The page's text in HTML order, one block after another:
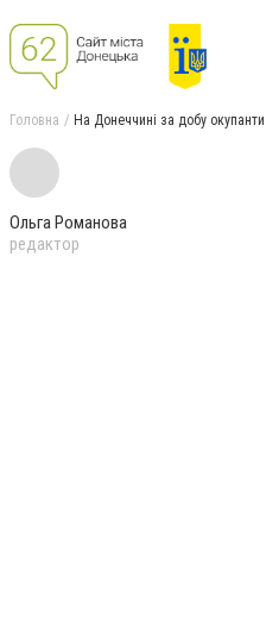
Головна На Донеччині за добу
Ольга Романова
редактор